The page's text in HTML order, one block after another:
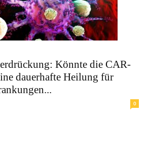
Könnte die CAR-
dauerhafte Heilung für
0